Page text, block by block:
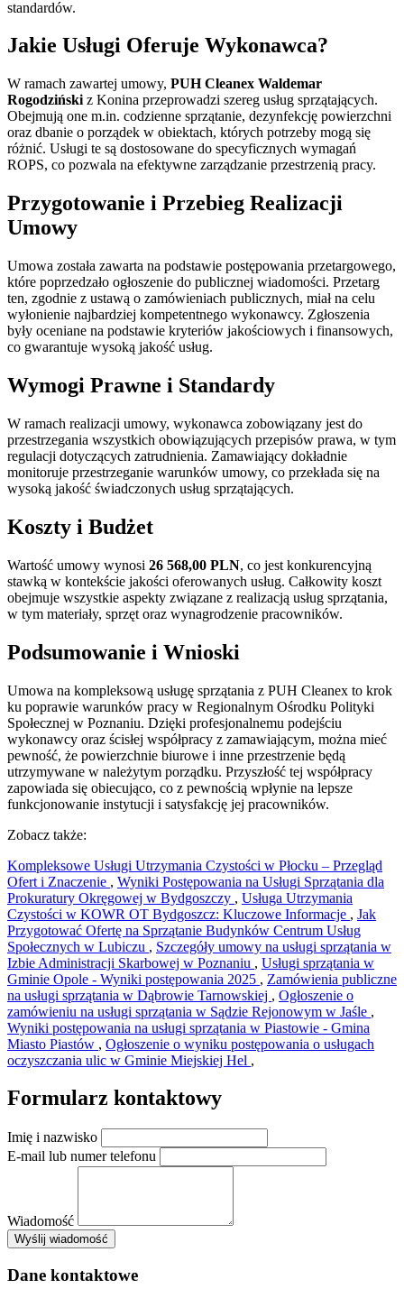
standardów.
Jakie Usługi Oferuje Wykonawca?
W ramach zawartej umowy, PUH Cleanex Waldemar
Rogodziński z Konina przeprowadzi szereg usług sprzątających.
Obejmują one m.in. codzienne sprzątanie, dezynfekcję powierzchni
oraz dbanie o porządek w obiektach, których potrzeby mogą się
różnić. Usługi te są dostosowane do specyficznych wymagań
ROPS, co pozwala na efektywne zarządzanie przestrzenią pracy.
Przygotowanie i Przebieg Realizacji
Umowy
Umowa została zawarta na podstawie postępowania przetargowego,
które poprzedzało ogłoszenie do publicznej wiadomości. Przetarg
ten, zgodnie z ustawą o zamówieniach publicznych, miał na celu
wyłonienie najbardziej kompetentnego wykonawcy. Zgłoszenia
były oceniane na podstawie kryteriów jakościowych i finansowych,
co gwarantuje wysoką jakość usług.
Wymogi Prawne i Standardy
W ramach realizacji umowy, wykonawca zobowiązany jest do
przestrzegania wszystkich obowiązujących przepisów prawa, w tym
regulacji dotyczących zatrudnienia. Zamawiający dokładnie
monitoruje przestrzeganie warunków umowy, co przekłada się na
wysoką jakość świadczonych usług sprzątających.
Koszty i Budżet
Wartość umowy wynosi 26 568,00 PLN, co jest konkurencyjną
stawką w kontekście jakości oferowanych usług. Całkowity koszt
obejmuje wszystkie aspekty związane z realizacją usług sprzątania,
w tym materiały, sprzęt oraz wynagrodzenie pracowników.
Podsumowanie i Wnioski
Umowa na kompleksową usługę sprzątania z PUH Cleanex to krok
ku poprawie warunków pracy w Regionalnym Ośrodku Polityki
Społecznej w Poznaniu. Dzięki profesjonalnemu podejściu
wykonawcy oraz ścisłej współpracy z zamawiającym, można mieć
pewność, że powierzchnie biurowe i inne przestrzenie będą
utrzymywane w należytym porządku. Przyszłość tej współpracy
zapowiada się obiecująco, co z pewnością wpłynie na lepsze
funkcjonowanie instytucji i satysfakcję jej pracowników.
Zobacz także:
Kompleksowe Usługi Utrzymania Czystości w Płocku – Przegląd
Ofert i Znaczenie , Wyniki Postępowania na Usługi Sprzątania dla
Prokuratury Okręgowej w Bydgoszczy , Usługa Utrzymania
Czystości w KOWR OT Bydgoszcz: Kluczowe Informacje , Jak
Przygotować Ofertę na Sprzątanie Budynków Centrum Usług
Społecznych w Lubiczu , Szczegóły umowy na usługi sprzątania w
Izbie Administracji Skarbowej w Poznaniu , Usługi sprzątania w
Gminie Opole - Wyniki postępowania 2025 , Zamówienia publiczne
na usługi sprzątania w Dąbrowie Tarnowskiej , Ogłoszenie o
zamówieniu na usługi sprzątania w Sądzie Rejonowym w Jaśle ,
Wyniki postępowania na usługi sprzątania w Piastowie - Gmina
Miasto Piastów , Ogłoszenie o wyniku postępowania o usługach
oczyszczania ulic w Gminie Miejskiej Hel ,
Formularz kontaktowy
Imię i nazwisko
E-mail lub numer telefonu
Wiadomość
Wyślij wiadomośćAMSA Sp. z o.o. - ul. Blokowa 8, Warszawa
+
Dane kontaktowe